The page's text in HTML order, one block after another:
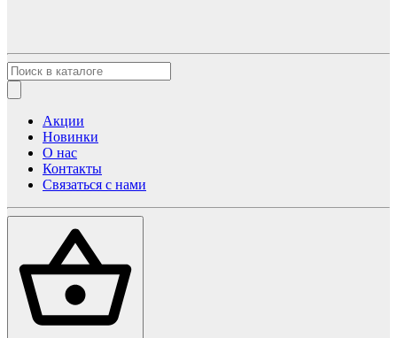
Акции
Новинки
О нас
Контакты
Связаться с нами